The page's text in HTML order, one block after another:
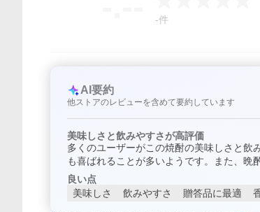
-件
AI要約
他ストアのレビューを含めて要約しています
美味しさと飲みやすさが高評価
多くのユーザーがこの焼酎の美味しさと飲
も喜ばれることが多いようです。また、晩
良い点
美味しさ
飲みやすさ 贈答品に最適